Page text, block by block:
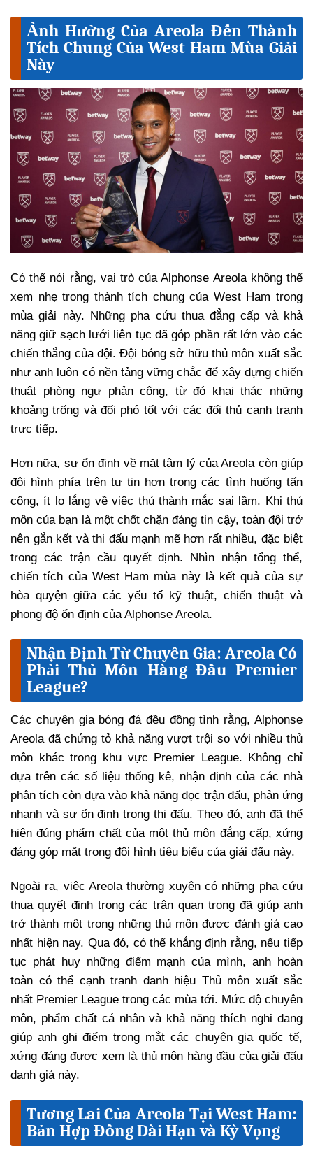
Ảnh Hưởng Của Areola Đến Thành
Tích Chung Của West Ham Mùa Giải
Này
Có thể nói rằng, vai trò của Alphonse Areola không thể
xem nhẹ trong thành tích chung của West Ham trong
mùa giải này. Những pha cứu thua đẳng cấp và khả
năng giữ sạch lưới liên tục đã góp phần rất lớn vào các
chiến thắng của đội. Đội bóng sở hữu thủ môn xuất sắc
như anh luôn có nền tảng vững chắc để xây dựng chiến
thuật phòng ngự phản công, từ đó khai thác những
khoảng trống và đối phó tốt với các đối thủ cạnh tranh
trực tiếp.
Hơn nữa, sự ổn định về mặt tâm lý của Areola còn giúp
đội hình phía trên tự tin hơn trong các tình huống tấn
công, ít lo lắng về việc thủ thành mắc sai lầm. Khi thủ
môn của bạn là một chốt chặn đáng tin cậy, toàn đội trở
nên gắn kết và thi đấu mạnh mẽ hơn rất nhiều, đặc biệt
trong các trận cầu quyết định. Nhìn nhận tổng thể,
chiến tích của West Ham mùa này là kết quả của sự
hòa quyện giữa các yếu tố kỹ thuật, chiến thuật và
phong độ ổn định của Alphonse Areola.
Nhận Định Từ Chuyên Gia: Areola Có
Phải Thủ Môn Hàng Đầu Premier
League?
Các chuyên gia bóng đá đều đồng tình rằng, Alphonse
Areola đã chứng tỏ khả năng vượt trội so với nhiều thủ
môn khác trong khu vực Premier League. Không chỉ
dựa trên các số liệu thống kê, nhận định của các nhà
phân tích còn dựa vào khả năng đọc trận đấu, phản ứng
nhanh và sự ổn định trong thi đấu. Theo đó, anh đã thể
hiện đúng phẩm chất của một thủ môn đẳng cấp, xứng
đáng góp mặt trong đội hình tiêu biểu của giải đấu này.
Ngoài ra, việc Areola thường xuyên có những pha cứu
thua quyết định trong các trận quan trọng đã giúp anh
trở thành một trong những thủ môn được đánh giá cao
nhất hiện nay. Qua đó, có thể khẳng định rằng, nếu tiếp
tục phát huy những điểm mạnh của mình, anh hoàn
toàn có thể cạnh tranh danh hiệu Thủ môn xuất sắc
nhất Premier League trong các mùa tới. Mức độ chuyên
môn, phẩm chất cá nhân và khả năng thích nghi đang
giúp anh ghi điểm trong mắt các chuyên gia quốc tế,
xứng đáng được xem là thủ môn hàng đầu của giải đấu
danh giá này.
Tương Lai Của Areola Tại West Ham:
Bản Hợp Đồng Dài Hạn và Kỳ Vọng